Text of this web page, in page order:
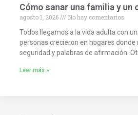
Cómo sanar una familia y un
agosto 1, 2026
No hay comentarios
Todos llegamos a la vida adulta con
personas crecieron en hogares donde
seguridad y palabras de afirmación.
Leer más »